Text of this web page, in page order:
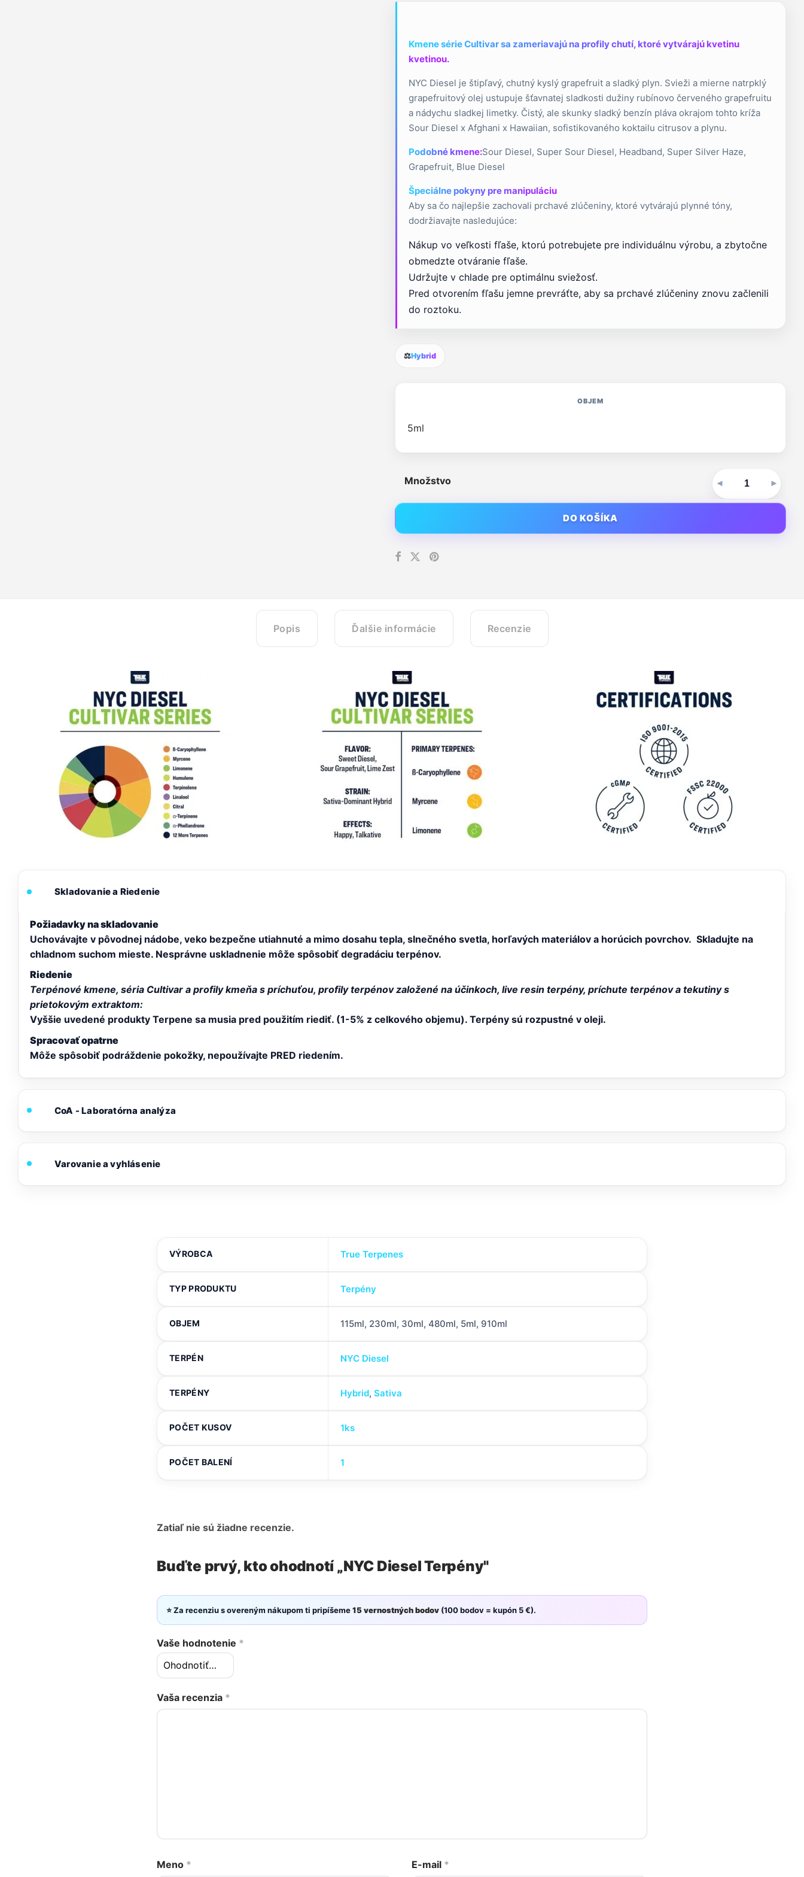
Kmene série Cultivar sa zameriavajú na profily chutí, ktoré vytvárajú kvetinu
kvetinou.
NYC Diesel je štipľavý, chutný kyslý grapefruit a sladký plyn. Svieži a mierne natrpklý
grapefruitový olej ustupuje šťavnatej sladkosti dužiny rubínovo červeného grapefruitu
a nádychu sladkej limetky. Čistý, ale skunky sladký benzín pláva okrajom tohto kríža
Sour Diesel x Afghani x Hawaiian, sofistikovaného koktailu citrusov a plynu.
Podobné kmene:Sour Diesel, Super Sour Diesel, Headband, Super Silver Haze,
Grapefruit, Blue Diesel
Špeciálne pokyny pre manipuláciu
Aby sa čo najlepšie zachovali prchavé zlúčeniny, ktoré vytvárajú plynné tóny,
dodržiavajte nasledujúce:
Nákup vo veľkosti fľaše, ktorú potrebujete pre individuálnu výrobu, a zbytočne
obmedzte otváranie fľaše.
Udržujte v chlade pre optimálnu sviežosť.
Pred otvorením fľašu jemne prevráťte, aby sa prchavé zlúčeniny znovu začlenili
do roztoku.
⚖️Hybrid
OBJEM
Množstvo
DO KOŠÍKA
Popis Ďalšie informácie Recenzie
Skladovanie a Riedenie
Požiadavky na skladovanie
Uchovávajte v pôvodnej nádobe, veko bezpečne utiahnuté a mimo dosahu tepla, slnečného svetla, horľavých materiálov a horúcich povrchov. Skladujte na
chladnom suchom mieste. Nesprávne uskladnenie môže spôsobiť degradáciu terpénov.
Riedenie
Terpénové kmene, séria Cultivar a profily kmeňa s príchuťou, profily terpénov založené na účinkoch, live resin terpény, príchute terpénov a tekutiny s
prietokovým extraktom:
Vyššie uvedené produkty Terpene sa musia pred použitím riediť. (1-5% z celkového objemu). Terpény sú rozpustné v oleji.
Spracovať opatrne
Môže spôsobiť podráždenie pokožky, nepoužívajte PRED riedením.
CoA - Laboratórna analýza
Varovanie a vyhlásenie
VÝROBCA True Terpenes
TYP PRODUKTU Terpény
OBJEM 115ml, 230ml, 30ml, 480ml, 5ml, 910ml
TERPÉN NYC Diesel
TERPÉNY Hybrid,Sativa
POČET KUSOV 1ks
POČET BALENÍ 1
Zatiaľ nie sú žiadne recenzie.
Buďte prvý, kto ohodnotí „NYC Diesel Terpény"
⭐ Za recenziu s overeným nákupom ti pripíšeme15 vernostných bodov (100 bodov = kupón 5 €).
Vaše hodnotenie *
Vaša recenzia *
Meno * E-mail *